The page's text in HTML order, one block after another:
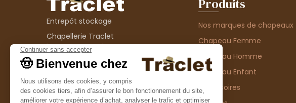
Entrepôt stockage
Chapellerie Traclet
14 Impasse Bardin
42300 Roanne
contact@chapellerie-traclet.com
Boutique
Chapellerie Traclet
Produits
Nos marques de chapeaux
Chapeau Femme
Chapeau Homme
Chapeau Enfant
Accessoires